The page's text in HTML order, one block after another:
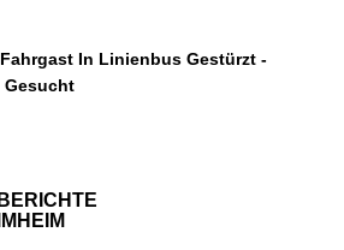
In Linienbus Gestürzt -
Gesucht